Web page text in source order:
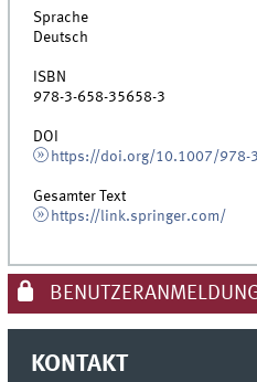
Sprache
Deutsch
ISBN
978-3-658-35658-3
DOI
https://doi.org/10.1007/978-
Gesamter Text
https://link.springer.com/
KONTAKT